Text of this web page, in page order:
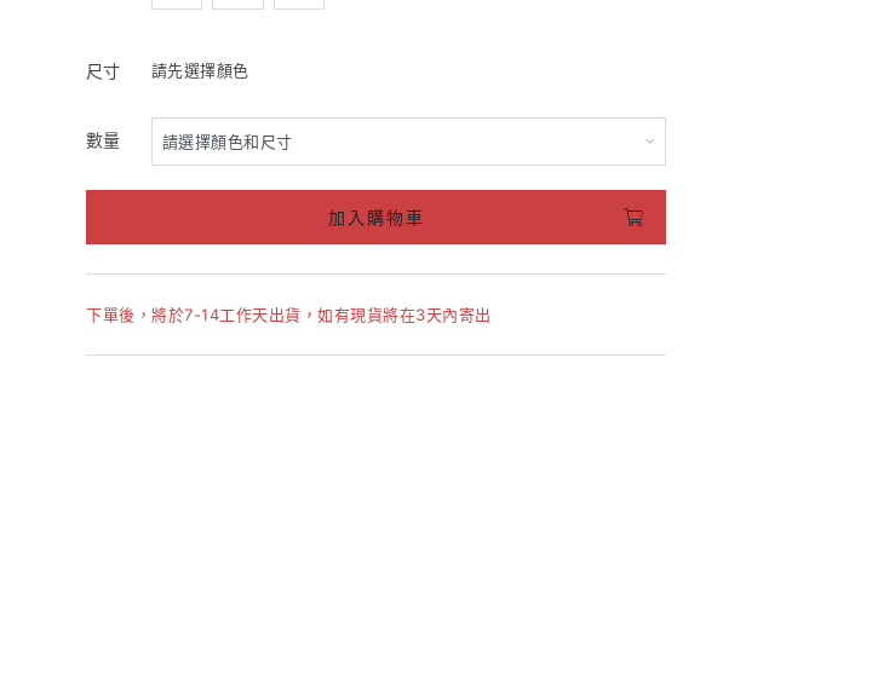
尺寸 請先選擇顏色
數量
加入購物車
下單後，將於7-14工作天出貨，如有現貨將在3天內寄出